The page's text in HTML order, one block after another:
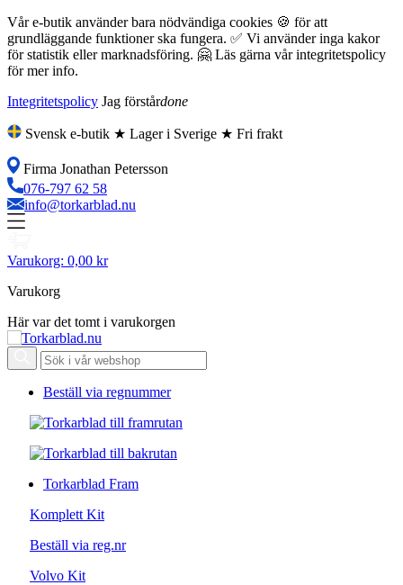
Vår e-butik använder bara nödvändiga cookies 🍪 för att
grundläggande funktioner ska fungera. ✅ Vi använder inga kakor
för statistik eller marknadsföring. 🤗 Läs gärna vår integritetspolicy
för mer info.
Integritetspolicy Jag förstårdone
Svensk e-butik ★ Lager i Sverige ★ Fri frakt
Firma Jonathan Petersson
076-797 62 58
info@torkarblad.nu
Varukorg: 0,00 kr
Varukorg
Här var det tomt i varukorgen
Beställ via regnummer
Torkarblad Fram
Komplett Kit
Beställ via reg.nr
Volvo Kit